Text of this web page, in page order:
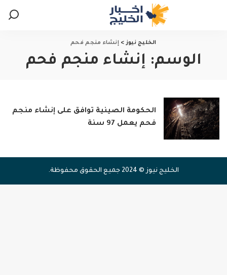
الخليج نيوز> إنشاء منجم فحم
الوسم: إنشاء منجم فحم
الحكومة الصينية توافق على إنشاء منجم
فحم يعمل 97 سنة
الخليج نيوز © 2024 جميع الحقوق محفوظة.